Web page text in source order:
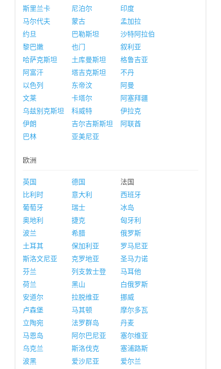
斯里兰卡
尼泊尔
印度
马尔代夫
蒙古
孟加拉
约旦
巴勒斯坦
沙特阿拉伯
黎巴嫩
也门
叙利亚
哈萨克斯坦
土库曼斯坦
格鲁吉亚
阿富汗
塔吉克斯坦
不丹
以色列
东帝汶
阿曼
文莱
卡塔尔
阿塞拜疆
乌兹别克斯坦
科威特
伊拉克
伊朗
吉尔吉斯斯坦
阿联酋
巴林
亚美尼亚
欧洲
英国 德国
法国
比利时
意大利
西班牙
葡萄牙
瑞士
冰岛
奥地利
捷克
匈牙利
波兰
希腊
俄罗斯
土耳其
保加利亚
罗马尼亚
斯洛文尼亚
克罗地亚
圣马力诺
芬兰
列支敦士登
马耳他
荷兰
黑山
白俄罗斯
安道尔
拉脱维亚
挪威
卢森堡
马其顿
摩尔多瓦
立陶宛
法罗群岛
丹麦
马恩岛
阿尔巴尼亚
塞尔维亚
乌克兰
斯洛伐克
塞浦路斯
波黑
爱沙尼亚
爱尔兰